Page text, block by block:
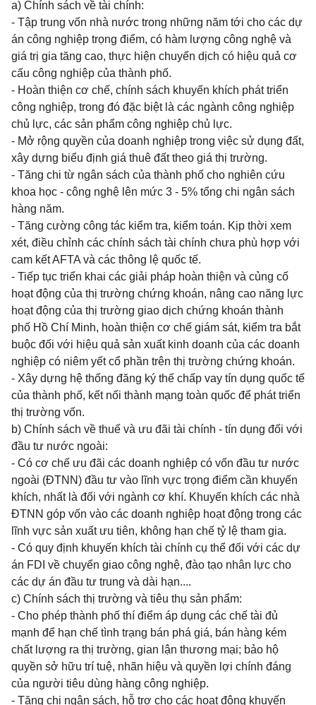
a) Chính sách về tài chính:
- Tập trung vốn nhà nước trong những năm tới cho các dự
án công nghiệp trọng điểm, có hàm lượng công nghệ và
giá trị gia tăng cao, thực hiện chuyển dịch có hiệu quả cơ
cấu công nghiệp của thành phố.
- Hoàn thiện cơ chế, chính sách khuyến khích phát triển
công nghiệp, trong đó đặc biệt là các ngành công nghiệp
chủ lực, các sản phẩm công nghiệp chủ lực.
- Mở rộng quyền của doanh nghiệp trong việc sử dụng đất,
xây dựng biểu định giá thuê đất theo giá thị trường.
- Tăng chi từ ngân sách của thành phố cho nghiên cứu
khoa học - công nghệ lên mức 3 - 5% tổng chi ngân sách
hàng năm.
- Tăng cường công tác kiểm tra, kiểm toán. Kịp thời xem
xét, điều chỉnh các chính sách tài chính chưa phù hợp với
cam kết AFTA và các thông lệ quốc tế.
- Tiếp tục triển khai các giải pháp hoàn thiện và củng cố
hoạt động của thị trường chứng khoán, nâng cao năng lực
hoạt động của thị trường giao dịch chứng khoán thành
phố Hồ Chí Minh, hoàn thiện cơ chế giám sát, kiểm tra bắt
buộc đối với hiệu quả sản xuất kinh doanh của các doanh
nghiệp có niêm yết cổ phần trên thị trường chứng khoán.
- Xây dựng hệ thống đăng ký thế chấp vay tín dụng quốc tế
của thành phố, kết nối thành mạng toàn quốc để phát triển
thị trường vốn.
b) Chính sách về thuế và ưu đãi tài chính - tín dụng đối với
đầu tư nước ngoài:
- Có cơ chế ưu đãi các doanh nghiệp có vốn đầu tư nước
ngoài (ĐTNN) đầu tư vào lĩnh vực trọng điểm cần khuyến
khích, nhất là đối với ngành cơ khí. Khuyến khích các nhà
ĐTNN góp vốn vào các doanh nghiệp hoạt động trong các
lĩnh vực sản xuất ưu tiên, không hạn chế tỷ lệ tham gia.
- Có quy định khuyến khích tài chính cụ thể đối với các dự
án FDI về chuyển giao công nghệ, đào tạo nhân lực cho
các dự án đầu tư trung và dài hạn....
c) Chính sách thị trường và tiêu thụ sản phẩm:
- Cho phép thành phố thí điểm áp dụng các chế tài đủ
mạnh để hạn chế tình trạng bán phá giá, bán hàng kém
chất lượng ra thị trường, gian lận thương mại; bảo hộ
quyền sở hữu trí tuệ, nhãn hiệu và quyền lợi chính đáng
của người tiêu dùng hàng công nghiệp.
- Tăng chi ngân sách, hỗ trợ cho các hoạt động khuyến